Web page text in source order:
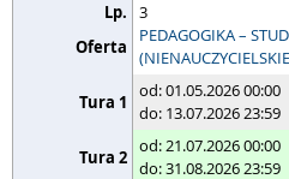
3
PEDAGOGIKA –
od: 01.05.2026 00:00
do: 13.07.2026 23:59
od: 21.07.2026 00:00
do: 31.08.2026 23:59